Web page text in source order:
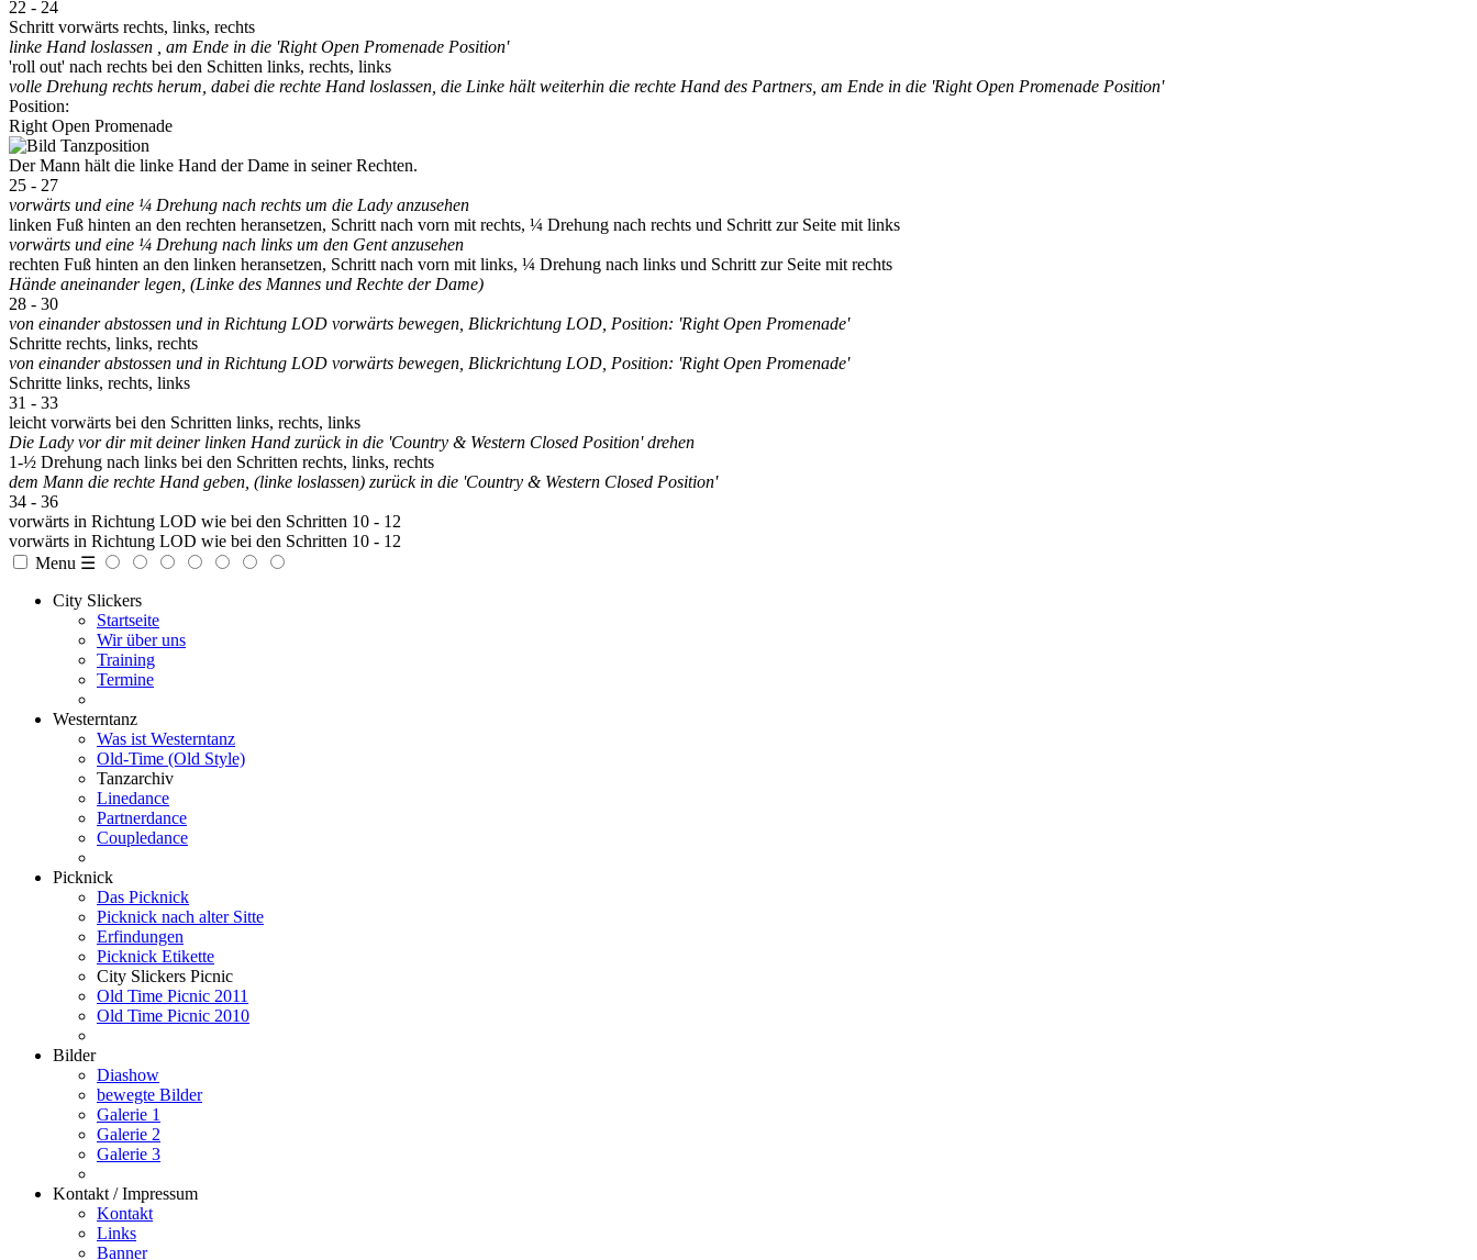
22 - 24
Schritt vorwärts rechts, links, rechts
linke Hand loslassen , am Ende in die 'Right Open Promenade Position'
'roll out' nach rechts bei den Schitten links, rechts, links
volle Drehung rechts herum, dabei die rechte Hand loslassen, die Linke hält weiterhin die rechte Hand des Partners, am Ende in die 'Right Open Promenade Position'
Position:
Right Open Promenade
Der Mann hält die linke Hand der Dame in seiner Rechten.
25 - 27
vorwärts und eine ¼ Drehung nach rechts um die Lady anzusehen
linken Fuß hinten an den rechten heransetzen, Schritt nach vorn mit rechts, ¼ Drehung nach rechts und Schritt zur Seite mit links
vorwärts und eine ¼ Drehung nach links um den Gent anzusehen
rechten Fuß hinten an den linken heransetzen, Schritt nach vorn mit links, ¼ Drehung nach links und Schritt zur Seite mit rechts
Hände aneinander legen, (Linke des Mannes und Rechte der Dame)
28 - 30
von einander abstossen und in Richtung LOD vorwärts bewegen, Blickrichtung LOD, Position: 'Right Open Promenade'
Schritte rechts, links, rechts
von einander abstossen und in Richtung LOD vorwärts bewegen, Blickrichtung LOD, Position: 'Right Open Promenade'
Schritte links, rechts, links
31 - 33
leicht vorwärts bei den Schritten links, rechts, links
Die Lady vor dir mit deiner linken Hand zurück in die 'Country & Western Closed Position' drehen
1-½ Drehung nach links bei den Schritten rechts, links, rechts
dem Mann die rechte Hand geben, (linke loslassen) zurück in die 'Country & Western Closed Position'
34 - 36
vorwärts in Richtung LOD wie bei den Schritten 10 - 12
vorwärts in Richtung LOD wie bei den Schritten 10 - 12
Menu ☰
City Slickers
Startseite
Wir über uns
Training
Termine
Westerntanz
Was ist Westerntanz
Old-Time (Old Style)
Tanzarchiv
Linedance
Partnerdance
Coupledance
Picknick
Das Picknick
Picknick nach alter Sitte
Erfindungen
Picknick Etikette
City Slickers Picnic
Old Time Picnic 2011
Old Time Picnic 2010
Bilder
Diashow
bewegte Bilder
Galerie 1
Galerie 2
Galerie 3
Kontakt / Impressum
Kontakt
Links
Banner